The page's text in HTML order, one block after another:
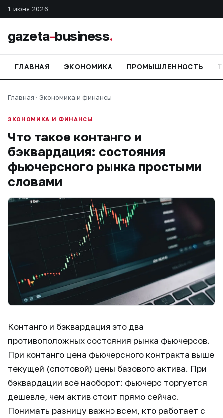
1 июня 2026
gazeta-business.
ГЛАВНАЯ ЭКОНОМИКА ПРОМЫШЛЕННОСТЬ
Главная · Экономика и финансы
ЭКОНОМИКА И ФИНАНСЫ
Что такое контанго и
бэквардация: состояния
фьючерсного рынка простыми
словами
Контанго и бэквардация это два
противоположных состояния рынка фьючерсов.
При контанго цена фьючерсного контракта выше
текущей (спотовой) цены базового актива. При
бэквардации всё наоборот: фьючерс торгуется
дешевле, чем актив стоит прямо сейчас.
Понимать разницу важно всем, кто работает с